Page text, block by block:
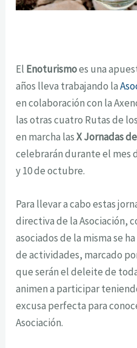
El Enoturismoes una
años lleva trabajando la
en colaboración con la
las otras cuatro Rutas de
en marcha lasX Jornadas
celebrarán durante el mes
y 10 de octubre.
Para llevar a cabo estas
directiva de la Asociación,
asociados de la misma se
de actividades, marcado
que serán el deleite de
animen a participar
excusa perfecta para
Asociación.